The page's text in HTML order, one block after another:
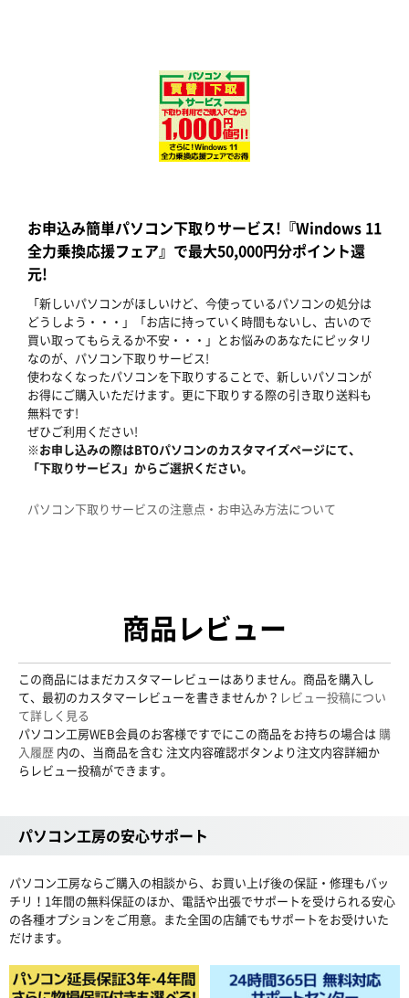
お申込み簡単パソコン下取りサービス!『Windows 11
全力乗換応援フェア』で最大50,000円分ポイント還
元!
「新しいパソコンがほしいけど、今使っているパソコンの処分は
どうしよう・・・」「お店に持っていく時間もないし、古いので
買い取ってもらえるか不安・・・」とお悩みのあなたにピッタリ
なのが、パソコン下取りサービス!
使わなくなったパソコンを下取りすることで、新しいパソコンが
お得にご購入いただけます。更に下取りする際の引き取り送料も
無料です!
ぜひご利用ください!
※お申し込みの際はBTOパソコンのカスタマイズページにて、
「下取りサービス」からご選択ください。
パソコン下取りサービスの注意点・お申込み方法について
商品レビュー
この商品にはまだカスタマーレビューはありません。商品を購入し
て、最初のカスタマーレビューを書きませんか？ レビュー投稿につい
て詳しく見る
パソコン工房WEB会員のお客様ですでにこの商品をお持ちの場合は 購
入履歴 内の、当商品を含む 注文内容確認ボタンより注文内容詳細か
らレビュー投稿ができます。
パソコン工房の安心サポート
パソコン工房ならご購入の相談から、お買い上げ後の保証・修理もバッ
チリ！1年間の無料保証のほか、電話や出張でサポートを受けられる安心
の各種オプションをご用意。また全国の店舗でもサポートをお受けいた
だけます。